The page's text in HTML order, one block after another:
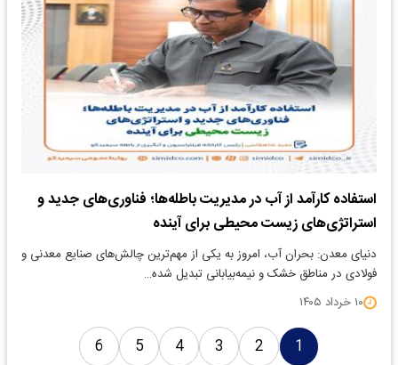
استفاده کارآمد از آب در مدیریت باطله‌ها؛ فناوری‌های جدید و
استراتژی‌های زیست‌ محیطی برای آینده
دنیای معدن: بحران آب، امروز به یکی از مهم‌ترین چالش‌های صنایع معدنی و
فولادی در مناطق خشک و نیمه‌بیابانی تبدیل شده…
۱۰ خرداد ۱۴۰۵
1
2
3
4
5
6